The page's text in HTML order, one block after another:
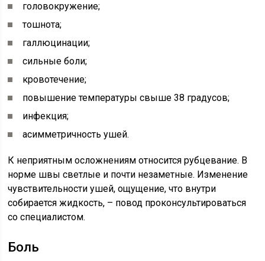
головокружение;
тошнота;
галлюцинации;
сильные боли;
кровотечение;
повышение температуры свыше 38 градусов;
инфекция;
асимметричность ушей.
К неприятным осложнениям относится рубцевание. В
норме швы светлые и почти незаметные. Изменение
чувствительности ушей, ощущение, что внутри
собирается жидкость, – повод проконсультироваться
со специалистом.
Боль